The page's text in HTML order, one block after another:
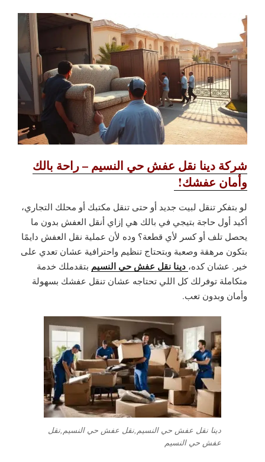
شركة دينا نقل عفش حي النسيم – راحة بالك
وأمان عفشك!
لو بتفكر تنقل لبيت جديد أو حتى تنقل مكتبك أو محلك التجاري،
أكيد أول حاجة بتيجي في بالك هي إزاي أنقل العفش بدون ما
يحصل تلف أو كسر لأي قطعة؟ وده لأن عملية نقل العفش دايمًا
بتكون مرهقة وصعبة وبتحتاج تنظيم واحترافية عشان تعدي على
خير. عشان كده، دينا نقل عفش حي النسيم بتقدملك خدمة
متكاملة توفرلك كل اللي تحتاجه عشان تنقل عفشك بسهولة
وأمان وبدون تعب.
دينا نقل عفش حي النسيم,نقل عفش حي النسيم,نقل
عفش حي النسيم